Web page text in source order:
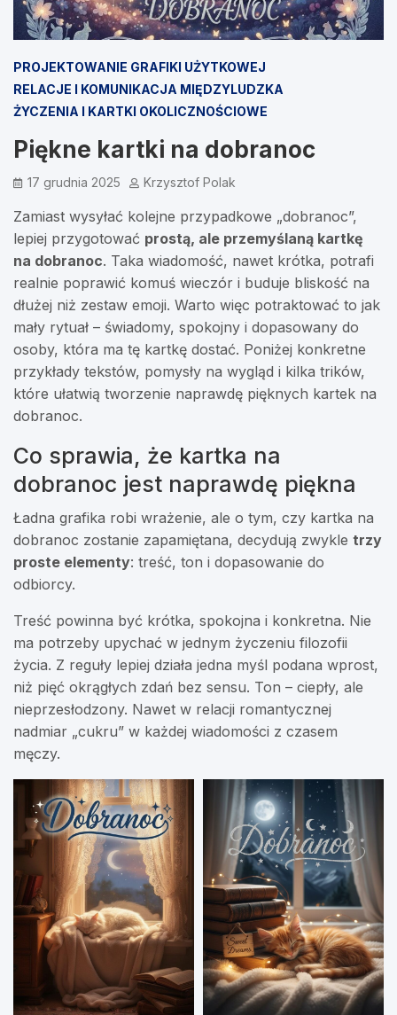
PROJEKTOWANIE GRAFIKI UŻYTKOWEJ
RELACJE I KOMUNIKACJA MIĘDZYLUDZKA
ŻYCZENIA I KARTKI OKOLICZNOŚCIOWE
Piękne kartki na dobranoc
17 grudnia 2025 Krzysztof Polak
Zamiast wysyłać kolejne przypadkowe „dobranoc”,
lepiej przygotować prostą, ale przemyślaną kartkę
na dobranoc. Taka wiadomość, nawet krótka, potrafi
realnie poprawić komuś wieczór i buduje bliskość na
dłużej niż zestaw emoji. Warto więc potraktować to jak
mały rytuał – świadomy, spokojny i dopasowany do
osoby, która ma tę kartkę dostać. Poniżej konkretne
przykłady tekstów, pomysły na wygląd i kilka trików,
które ułatwią tworzenie naprawdę pięknych kartek na
dobranoc.
Co sprawia, że kartka na
dobranoc jest naprawdę piękna
Ładna grafika robi wrażenie, ale o tym, czy kartka na
dobranoc zostanie zapamiętana, decydują zwykle trzy
proste elementy: treść, ton i dopasowanie do
odbiorcy.
Treść powinna być krótka, spokojna i konkretna. Nie
ma potrzeby upychać w jednym życzeniu filozofii
życia. Z reguły lepiej działa jedna myśl podana wprost,
niż pięć okrągłych zdań bez sensu. Ton – ciepły, ale
nieprzesłodzony. Nawet w relacji romantycznej
nadmiar „cukru” w każdej wiadomości z czasem
męczy.